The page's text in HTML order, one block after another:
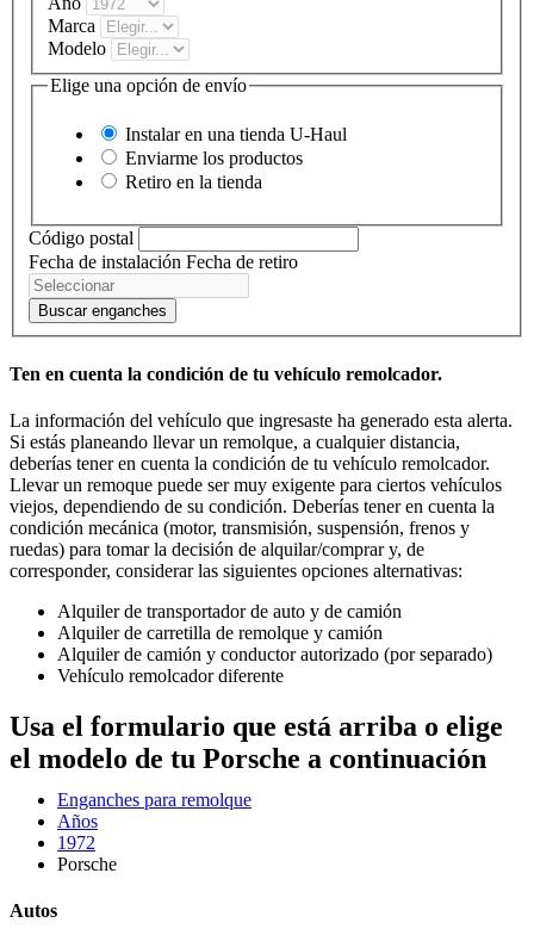
Marca
Modelo
Elige una opción de envío
Instalar en una tienda U-Haul
Enviarme los productos
Retiro en la tienda
Código postal
Fecha de instalación Fecha de retiro
Buscar enganches
Ten en cuenta la condición de tu vehículo remolcador.
La información del vehículo que ingresaste ha generado esta alerta.
Si estás planeando llevar un remolque, a cualquier distancia,
deberías tener en cuenta la condición de tu vehículo remolcador.
Llevar un remoque puede ser muy exigente para ciertos vehículos
viejos, dependiendo de su condición. Deberías tener en cuenta la
condición mecánica (motor, transmisión, suspensión, frenos y
ruedas) para tomar la decisión de alquilar/comprar y, de
corresponder, considerar las siguientes opciones alternativas:
Alquiler de transportador de auto y de camión
Alquiler de carretilla de remolque y camión
Alquiler de camión y conductor autorizado (por separado)
Vehículo remolcador diferente
Usa el formulario que está arriba o elige
el modelo de tu Porsche a continuación
Enganches para remolque
Años
1972
Porsche
Autos